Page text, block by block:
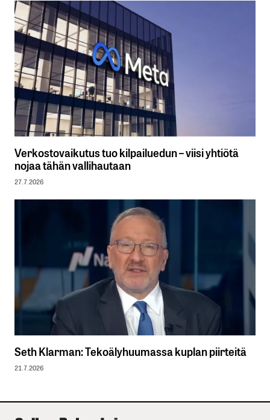
Verkostovaikutus tuo kilpailuedun – viisi yhtiötä
nojaa tähän vallihautaan
27.7.2026
Seth Klarman: Tekoälyhuumassa kuplan piirteitä
21.7.2026